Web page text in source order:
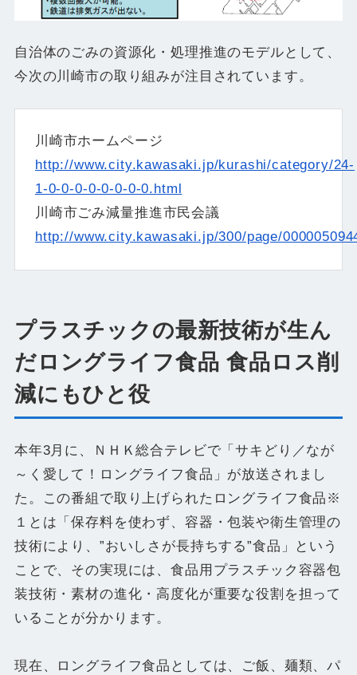
自治体のごみの資源化・処理推進のモデルとして、
今次の川崎市の取り組みが注目されています。
川崎市ホームページ
http://www.city.kawasaki.jp/kurashi/category/24-
1-0-0-0-0-0-0-0-0.html
川崎市ごみ減量推進市民会議
http://www.city.kawasaki.jp/300/page/
プラスチックの最新技術が生ん
だロングライフ食品 食品ロス削
減にもひと役
本年3月に、ＮＨＫ総合テレビで「サキどり／なが
～く愛して！ロングライフ食品」が放送されまし
た。この番組で取り上げられたロングライフ食品※
１とは「保存料を使わず、容器・包装や衛生管理の
技術により、”おいしさが長持ちする”食品」という
ことで、その実現には、食品用プラスチック容器包
装技術・素材の進化・高度化が重要な役割を担って
いることが分かります。
現在、ロングライフ食品としては、ご飯、麺類、パ